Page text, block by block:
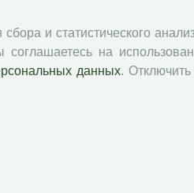
и статистического
на
данных.